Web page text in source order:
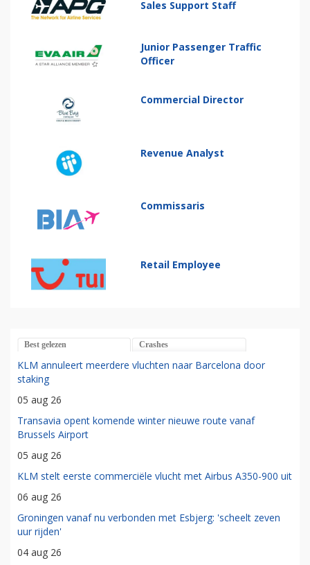
Sales Support Staff
Junior Passenger Traffic
Officer
Commercial Director
Revenue Analyst
Commissaris
Retail Employee
Best gelezen Crashes
KLM annuleert meerdere vluchten naar Barcelona door
staking
05 aug 26
Transavia opent komende winter nieuwe route vanaf
Brussels Airport
05 aug 26
KLM stelt eerste commerciële vlucht met Airbus A350-900 uit
06 aug 26
Groningen vanaf nu verbonden met Esbjerg: 'scheelt zeven
uur rijden'
04 aug 26